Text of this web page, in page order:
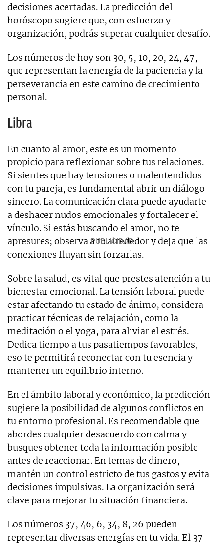
decisiones acertadas. La predicción del
horóscopo sugiere que, con esfuerzo y
organización, podrás superar cualquier desafío.
Los números de hoy son 30, 5, 10, 20, 24, 47,
que representan la energía de la paciencia y la
perseverancia en este camino de crecimiento
personal.
Libra
En cuanto al amor, este es un momento
propicio para reflexionar sobre tus relaciones.
Si sientes que hay tensiones o malentendidos
con tu pareja, es fundamental abrir un diálogo
sincero. La comunicación clara puede ayudarte
a deshacer nudos emocionales y fortalecer el
vínculo. Si estás buscando el amor, no te
apresures; observa a tu alrededor y deja que las
conexiones fluyan sin forzarlas.
Sobre la salud, es vital que prestes atención a tu
bienestar emocional. La tensión laboral puede
estar afectando tu estado de ánimo; considera
practicar técnicas de relajación, como la
meditación o el yoga, para aliviar el estrés.
Dedica tiempo a tus pasatiempos favorables,
eso te permitirá reconectar con tu esencia y
mantener un equilibrio interno.
En el ámbito laboral y económico, la predicción
sugiere la posibilidad de algunos conflictos en
tu entorno profesional. Es recomendable que
abordes cualquier desacuerdo con calma y
busques obtener toda la información posible
antes de reaccionar. En temas de dinero,
mantén un control estricto de tus gastos y evita
decisiones impulsivas. La organización será
clave para mejorar tu situación financiera.
Los números 37, 46, 6, 34, 8, 26 pueden
representar diversas energías en tu vida. El 37